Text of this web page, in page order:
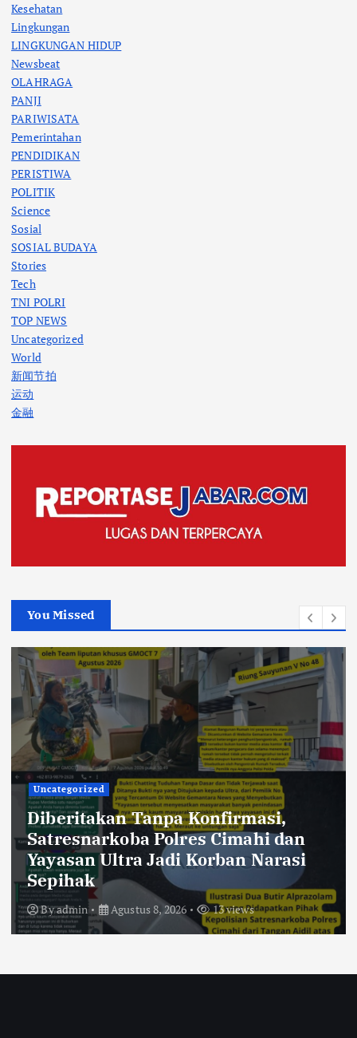
Kesehatan
Lingkungan
LINGKUNGAN HIDUP
Newsbeat
OLAHRAGA
PANJI
PARIWISATA
Pemerintahan
PENDIDIKAN
PERISTIWA
POLITIK
Science
Sosial
SOSIAL BUDAYA
Stories
Tech
TNI POLRI
TOP NEWS
Uncategorized
World
新闻节拍
运动
金融
You Missed
Uncategorized
Diberitakan Tanpa Konfirmasi,
Satresnarkoba Polres Cimahi dan
Yayasan Ultra Jadi Korban Narasi
Sepihak
Byadmin Agustus 8, 2026 13 views